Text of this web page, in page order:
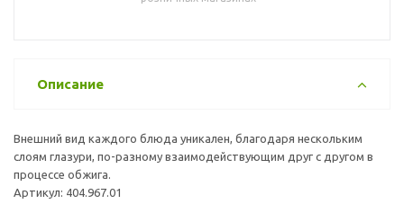
Описание
Внешний вид каждого блюда уникален, благодаря нескольким
слоям глазури, по-разному взаимодействующим друг с другом в
процессе обжига.
Артикул: 404.967.01